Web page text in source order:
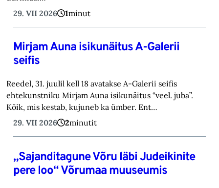
29. VII 2026
1minut
Mirjam Auna isikunäitus A-Galerii
seifis
Reedel, 31. juulil kell 18 avatakse A-Galerii seifis
ehtekunstniku Mirjam Auna isikunäitus “veel. juba”.
Kõik, mis kestab, kujuneb ka ümber. Ent…
29. VII 2026
2minutit
„Sajanditagune Võru läbi Judeikinite
pere loo“ Võrumaa muuseumis